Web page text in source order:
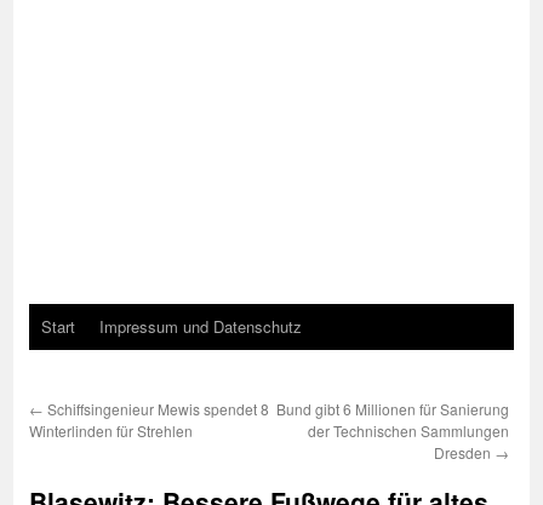
Start Impressum und Datenschutz
← Schiffsingenieur Mewis spendet 8
Winterlinden für Strehlen
Bund gibt 6 Millionen für Sanierung
der Technischen Sammlungen
Dresden →